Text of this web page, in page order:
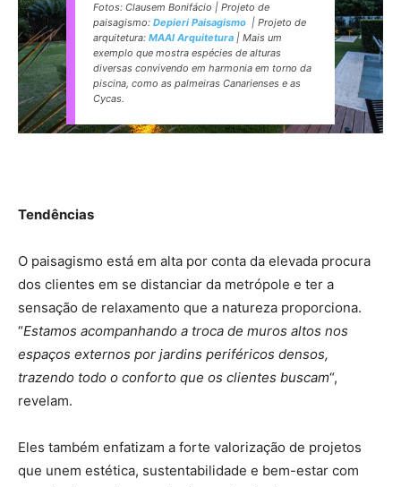
Fotos: Clausem Bonifácio | Projeto de
paisagismo: Depieri Paisagismo | Projeto de
arquitetura: MAAI Arquitetura | Mais um
exemplo que mostra espécies de alturas
diversas convivendo em harmonia em torno da
piscina, como as palmeiras Canarienses e as
Cycas.
Tendências
O paisagismo está em alta por conta da elevada procura
dos clientes em se distanciar da metrópole e ter a
sensação de relaxamento que a natureza proporciona.
“Estamos acompanhando a troca de muros altos nos
espaços externos por jardins periféricos densos,
trazendo todo o conforto que os clientes buscam“,
revelam.
Eles também enfatizam a forte valorização de projetos
que unem estética, sustentabilidade e bem-estar com